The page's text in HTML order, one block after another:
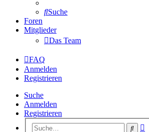
Suche
Foren
Mitglieder
Das Team
FAQ
Anmelden
Registrieren
Suche
Anmelden
Registrieren
Suche